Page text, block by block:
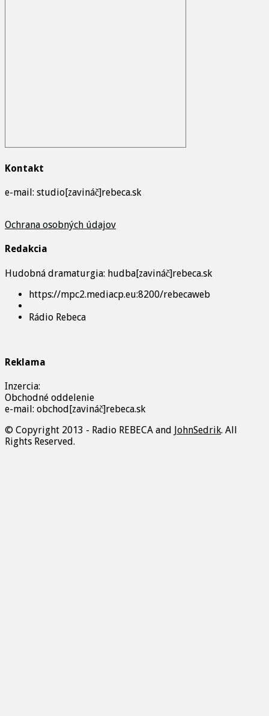
Kontakt
e-mail: studio[zavináč]rebeca.sk
Ochrana osobných údajov
Redakcia
Hudobná dramaturgia: hudba[zavináč]rebeca.sk
https://mpc2.mediacp.eu:8200/rebecaweb
Rádio Rebeca
Reklama
Inzercia:
Obchodné oddelenie
e-mail: obchod[zavináč]rebeca.sk
© Copyright 2013 - Radio REBECA and
JohnSedrik. All
Rights Reserved.